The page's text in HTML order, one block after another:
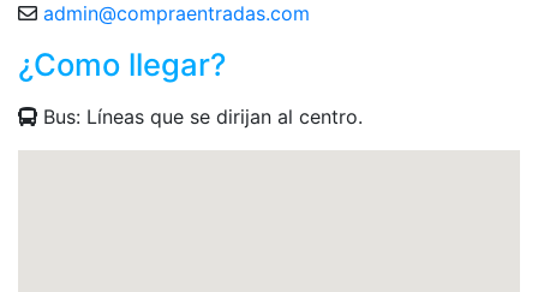
admin@compraentradas.com
¿Como llegar?
Bus: Líneas que se dirijan al centro.